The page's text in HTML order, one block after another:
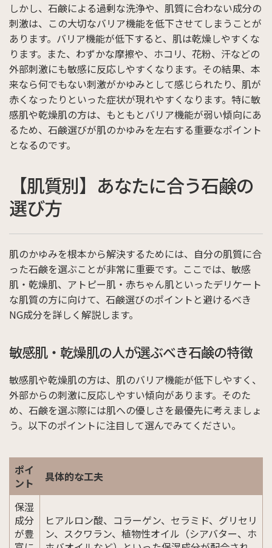
しかし、石鹸による過剰な洗浄や、肌質に合わない成分の
刺激は、この大切なバリア機能を低下させてしまうことが
あります。バリア機能が低下すると、肌は乾燥しやすくな
ります。また、わずかな摩擦や、ホコリ、花粉、汗などの
外部刺激にも敏感に反応しやすくなります。その結果、本
来なら何でもない刺激がかゆみとして感じられたり、肌が
赤くなったりといった症状が現れやすくなります。特に敏
感肌や乾燥肌の方は、もともとバリア機能が弱い傾向にあ
るため、石鹸選びが肌のかゆみを左右する重要なポイント
となるのです。
【肌質別】あなたに合う石鹸の
選び方
肌のかゆみを根本から解決するためには、自分の肌質に合
った石鹸を選ぶことが非常に重要です。ここでは、敏感
肌・乾燥肌、アトピー肌・赤ちゃん肌といったデリケート
な肌質の方に向けて、石鹸選びのポイントと避けるべき
NG成分を詳しく解説します。
敏感肌・乾燥肌の人が選ぶべき石鹸の特徴
敏感肌や乾燥肌の方は、肌のバリア機能が低下しやすく、
外部からの刺激に反応しやすい傾向があります。そのた
め、石鹸を選ぶ際には肌への優しさを最優先に考えましょ
う。以下のポイントに注目して選んでみてください。
ポイ
ント
具体的な工夫
保湿
成分
が豊
ヒアルロン酸、コラーゲン、セラミド、グリセリ
ン、スクワラン、植物性オイル（シアバター、ホ